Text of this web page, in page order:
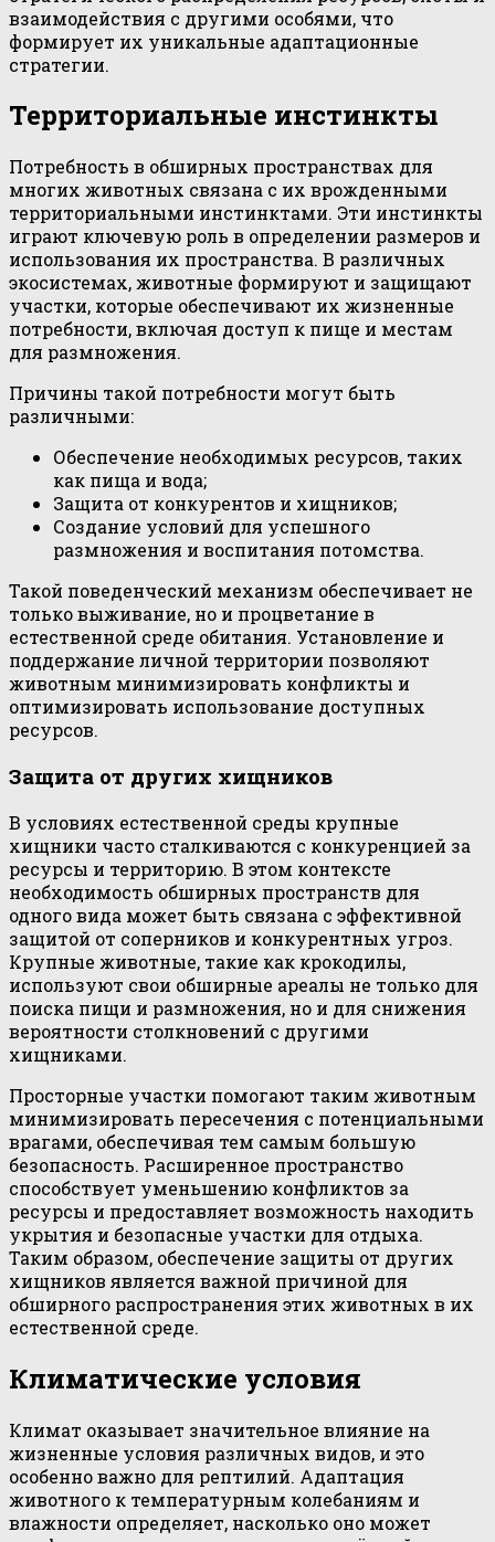
взаимодействия с другими особями, что
формирует их уникальные адаптационные
стратегии.
Территориальные инстинкты
Потребность в обширных пространствах для
многих животных связана с их врожденными
территориальными инстинктами. Эти инстинкты
играют ключевую роль в определении размеров и
использования их пространства. В различных
экосистемах, животные формируют и защищают
участки, которые обеспечивают их жизненные
потребности, включая доступ к пище и местам
для размножения.
Причины такой потребности могут быть
различными:
Обеспечение необходимых ресурсов, таких
как пища и вода;
Защита от конкурентов и хищников;
Создание условий для успешного
размножения и воспитания потомства.
Такой поведенческий механизм обеспечивает не
только выживание, но и процветание в
естественной среде обитания. Установление и
поддержание личной территории позволяют
животным минимизировать конфликты и
оптимизировать использование доступных
ресурсов.
Защита от других хищников
В условиях естественной среды крупные
хищники часто сталкиваются с конкуренцией за
ресурсы и территорию. В этом контексте
необходимость обширных пространств для
одного вида может быть связана с эффективной
защитой от соперников и конкурентных угроз.
Крупные животные, такие как крокодилы,
используют свои обширные ареалы не только для
поиска пищи и размножения, но и для снижения
вероятности столкновений с другими
хищниками.
Просторные участки помогают таким животным
минимизировать пересечения с потенциальными
врагами, обеспечивая тем самым большую
безопасность. Расширенное пространство
способствует уменьшению конфликтов за
ресурсы и предоставляет возможность находить
укрытия и безопасные участки для отдыха.
Таким образом, обеспечение защиты от других
хищников является важной причиной для
обширного распространения этих животных в их
естественной среде.
Климатические условия
Климат оказывает значительное влияние на
жизненные условия различных видов, и это
особенно важно для рептилий. Адаптация
животного к температурным колебаниям и
влажности определяет, насколько оно может